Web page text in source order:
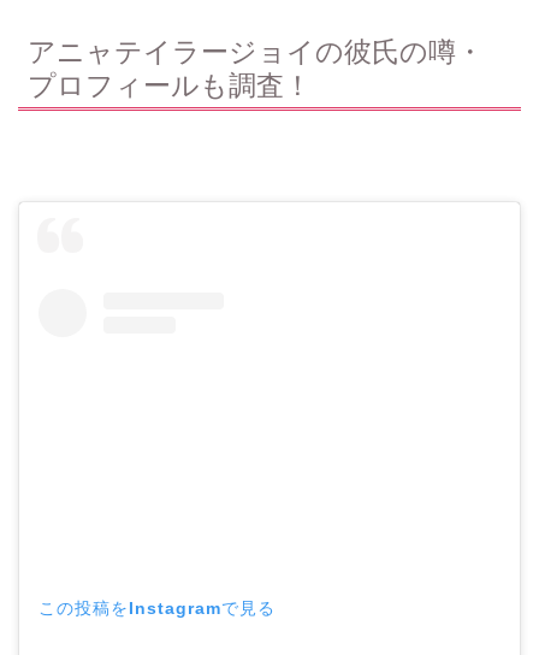
アニャテイラージョイの彼氏の噂・
プロフィールも調査！
この投稿をInstagramで見る